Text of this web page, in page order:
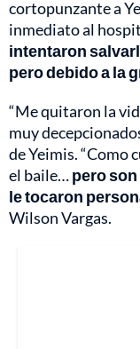
cortopunzante a
inmediato al
intentaron
pero debido a la
“Me quitaron la
muy
de Yeimis. “Como
el baile…pero
le tocaron
Wilson Vargas.